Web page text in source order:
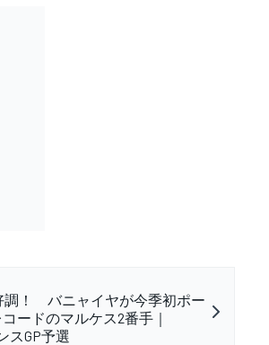
調！ バニャイヤが今季初ポー
コードのマルケス2番手｜
スGP予選